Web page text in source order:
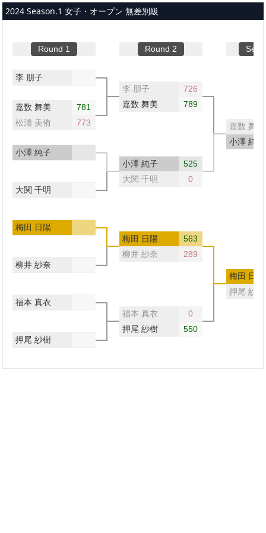
メインコンテンツへスキップ
2024 Season.1 女子・オープン 無差別級
Round 1 Round 2
李 朋子
嘉数 舞美
781
松浦 美侑
773
小澤 純子
大関 千明
梅田 日陽
柳井 紗奈
福本 真衣
押尾 紗樹
李 朋子
726
嘉数 舞美
789
小澤 純子
525
大関 千明
0
梅田 日陽
563
柳井 紗奈
289
福本 真衣
0
押尾 紗樹
550
嘉数 舞美
小澤 純子
梅田 日陽
押尾 紗樹